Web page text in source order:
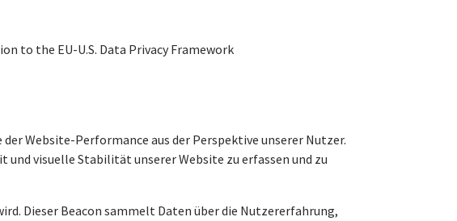
to the EU-U.S. Data Privacy Framework
Website-Performance aus der Perspektive unserer Nutzer.
visuelle Stabilität unserer Website zu erfassen und zu
Dieser Beacon sammelt Daten über die Nutzererfahrung,